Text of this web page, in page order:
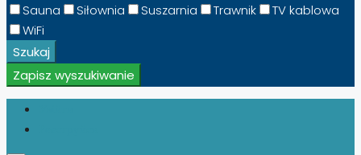
Sauna
Siłownia Suszarnia Trawnik
TV kablowa
WiFi
Szukaj
Zapisz wyszukiwanie